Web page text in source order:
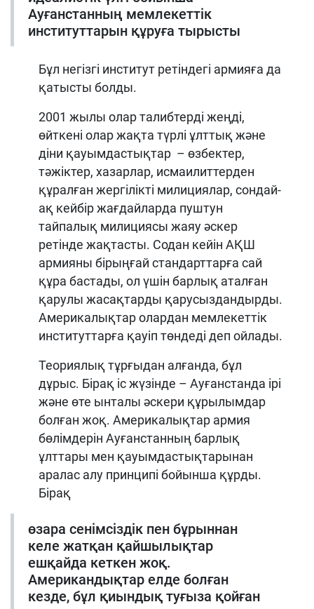
Ауғанстанның мемлекеттік
институттарын құруға тырысты
Бұл негізгі институт ретіндегі армияға да
қатысты болды.
2001 жылы олар талибтерді жеңді,
өйткені олар жақта түрлі ұлттық және
діни қауымдастықтар – өзбектер,
тәжіктер, хазарлар, исмаилиттерден
құралған жергілікті милициялар, сондай-
ақ кейбір жағдайларда пуштун
тайпалық милициясы жаяу әскер
ретінде жақтасты. Содан кейін АҚШ
армияны бірыңғай стандарттарға сай
құра бастады, ол үшін барлық аталған
қарулы жасақтарды қарусыздандырды.
Америкалықтар олардан мемлекеттік
институттарға қауіп төндеді деп ойлады.
Теориялық тұрғыдан алғанда, бұл
дұрыс. Бірақ іс жүзінде – Ауғанстанда ірі
және өте ынталы әскери құрылымдар
болған жоқ. Америкалықтар армия
бөлімдерін Ауғанстанның барлық
ұлттары мен қауымдастықтарынан
аралас алу принципі бойынша құрды.
Бірақ
өзара сенімсіздік пен бұрыннан
келе жатқан қайшылықтар
ешқайда кеткен жоқ.
Американдықтар елде болған
кезде, бұл қиындық туғыза қойған